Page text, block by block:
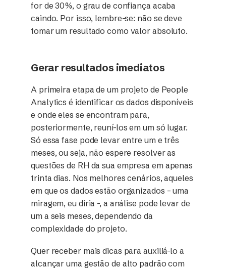
for de 30%, o grau de confiança acaba
caindo. Por isso, lembre-se: não se deve
tomar um resultado como valor absoluto.
Gerar resultados imediatos
A primeira etapa de um projeto de People
Analytics é identificar os dados disponíveis
e onde eles se encontram para,
posteriormente, reuní-los em um só lugar.
Só essa fase pode levar entre um e três
meses, ou seja, não espere resolver as
questões de RH da sua empresa em apenas
trinta dias. Nos melhores cenários, aqueles
em que os dados estão organizados – uma
miragem, eu diria -, a análise pode levar de
um a seis meses, dependendo da
complexidade do projeto.
Quer receber mais dicas para auxiliá-lo a
alcançar uma gestão de alto padrão com